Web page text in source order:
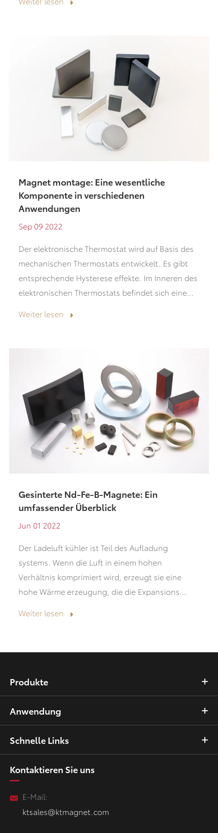
Nd2Fe14B, whi...
Magnet montage: Eine wesentliche
Komponente in verschiedenen
Anwendungen
Sep 09 2022
Der elektronische Thermostat wird auf Basis des
mechanischen Thermostats entwickelt. Es gibt
entsprechende Hysterese effekte. Im Inneren des
elektronischen Thermostats befindet sich eine
Weiter lesen
Gesinterte Nd-Fe-B-Magnete: Ein
umfassender Überblick
Jun 01 2022
Der Ladeluft kühler ist Teil des Aufladung
systems. Wenn die Luft in einem hohen
Verhältnis komprimiert wird, erzeugt sie eine
hohe Wärme erzeugung, die die Expansions
Weiter lesen
Produkte
Anwendung
Schnelle Links
Kontaktieren Sie uns
E-Mail:
ktsales@ktmagnet.com